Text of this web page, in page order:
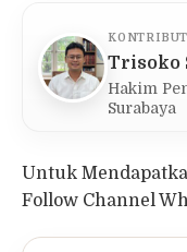
Trisoko
Hakim
Surabaya
Untuk
Follow Channel